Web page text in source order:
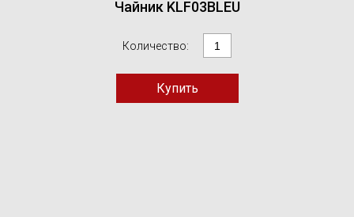
Чайник KLF03BLEU
Количество: